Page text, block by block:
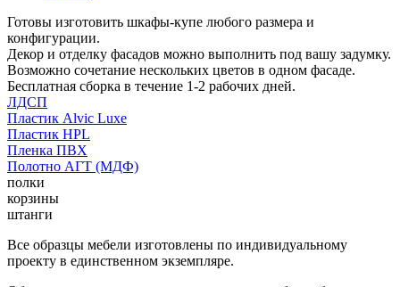
Готовы изготовить шкафы-купе любого размера и
конфигурации.
Декор и отделку фасадов можно выполнить под вашу задумку.
Возможно сочетание нескольких цветов в одном фасаде.
Бесплатная сборка в течение 1-2 рабочих дней.
ЛДСП
Пластик Alvic Luxe
Пластик HPL
Пленка ПВХ
Полотно АГТ (МДФ)
полки
корзины
штанги
Все образцы мебели изготовлены по индивидуальному
проекту в единственном экземпляре.